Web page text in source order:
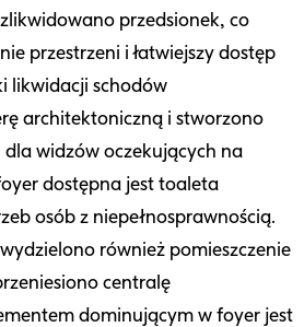
przedsionek, co
przestrzeni i łatwiejszy dostęp
likwidacji schodów
architektoniczną i stworzono
widzów oczekujących na
dostępna jest toaleta
osób z niepełnosprawnością.
również pomieszczenie
centralę
dominującym w foyer jest